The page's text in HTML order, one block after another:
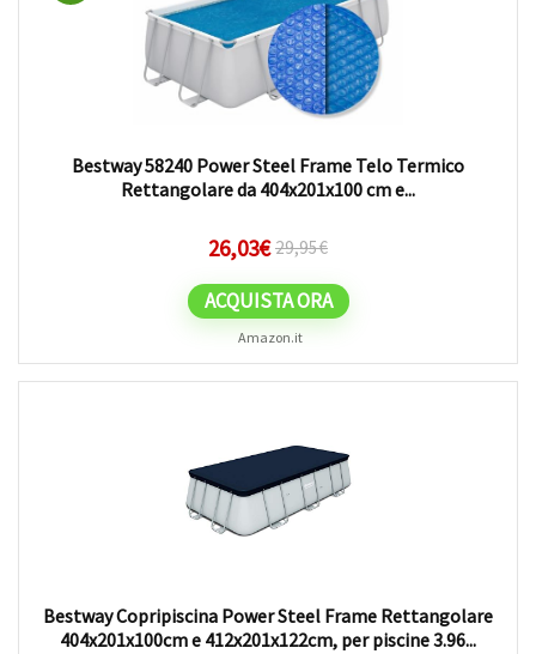
Bestway 58240 Power Steel Frame Telo Termico
Rettangolare da 404x201x100 cm e...
26,03€ 29,95€
ACQUISTA ORA
Amazon.it
Bestway Copripiscina Power Steel Frame Rettangolare
404x201x100cm e 412x201x122cm, per piscine 3.96...